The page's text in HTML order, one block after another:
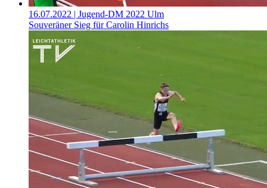
16.07.2022 | Jugend-DM 2022 Ulm
Souveräner Sieg für Carolin Hinrichs